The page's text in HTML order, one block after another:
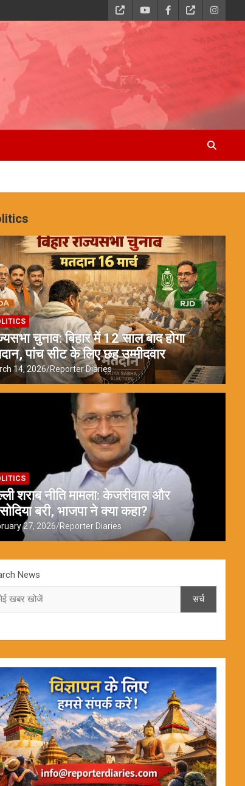
चुनाव: बिहार में 12 साल बाद होगा
पांच सीट के लिए छह उम्मीदवार
14, 2026 Reporter Diaries
शराब नीति मामला: केजरीवाल और
बरी, भाजपा ने क्या कहा?
27, 2026 Reporter Diaries
News
सर्च